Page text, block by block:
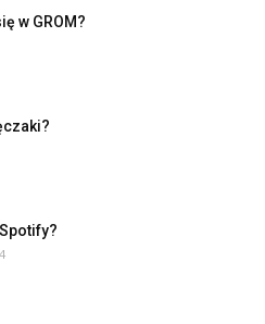
w GROM?